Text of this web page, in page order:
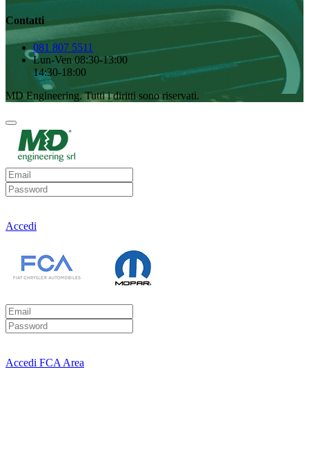
Contatti
081 807 5511
Lun-Ven 08:30-13:00
14:30-18:00
MD Engineering. Tutti i diritti sono riservati.
Accedi
Accedi FCA Area